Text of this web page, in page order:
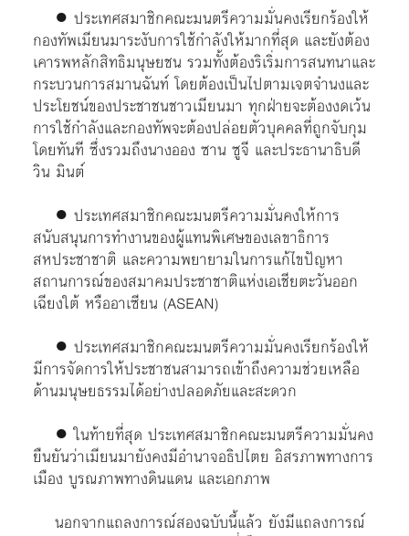
● ประเทศสมาชิกคณะมนตรีความมั่นคงเรียกร้องให้
กองทัพเมียนมาระงับการใช้กำลังให้มากที่สุด และยังต้อง
เคารพหลักสิทธิมนุษยชน รวมทั้งต้องริเริ่มการสนทนาและ
กระบวนการสมานฉันท์ โดยต้องเป็นไปตามเจตจำนงและ
ประโยชน์ของประชาชนชาวเมียนมา ทุกฝ่ายจะต้องงดเว้น
การใช้กำลังและกองทัพจะต้องปล่อยตัวบุคคลที่ถูกจับกุม
โดยทันที ซึ่งรวมถึงนางออง ซาน ซูจี และประธานาธิบดี
วิน มินต์
● ประเทศสมาชิกคณะมนตรีความมั่นคงให้การ
สนับสนุนการทำงานของผู้แทนพิเศษของเลขาธิการ
สหประชาชาติ และความพยายามในการแก้ไขปัญหา
สถานการณ์ของสมาคมประชาชาติแห่งเอเชียตะวันออก
เฉียงใต้ หรืออาเซียน (ASEAN)
● ประเทศสมาชิกคณะมนตรีความมั่นคงเรียกร้องให้
มีการจัดการให้ประชาชนสามารถเข้าถึงความช่วยเหลือ
ด้านมนุษยธรรมได้อย่างปลอดภัยและสะดวก
● ในท้ายที่สุด ประเทศสมาชิกคณะมนตรีความมั่นคง
ยืนยันว่าเมียนมายังคงมีอำนาจอธิปไตย อิสรภาพทางการ
เมือง บูรณภาพทางดินแดน และเอกภาพ
นอกจากแถลงการณ์สองฉบับนี้แล้ว ยังมีแถลงการณ์